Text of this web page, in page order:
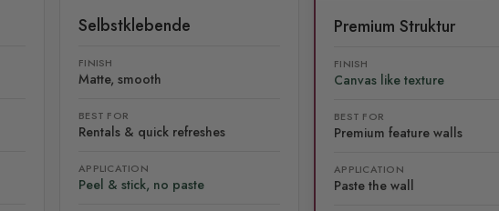
Selbstklebende
FINISH
Matte, smooth
BEST FOR
Rentals & quick refreshes
APPLICATION
Peel & stick, no paste
Premium Struktur
FINISH
Canvas like texture
BEST FOR
Premium feature walls
APPLICATION
Paste the wall